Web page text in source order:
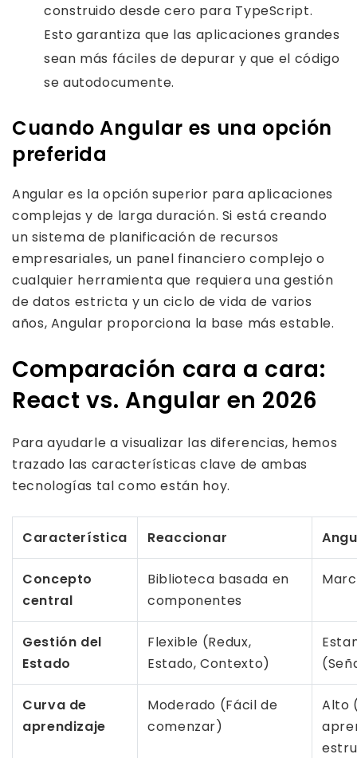
construido desde cero para TypeScript.
Esto garantiza que las aplicaciones grandes
sean más fáciles de depurar y que el código
se autodocumente.
Cuando Angular es una opción
preferida
Angular es la opción superior para aplicaciones
complejas y de larga duración. Si está creando
un sistema de planificación de recursos
empresariales, un panel financiero complejo o
cualquier herramienta que requiera una gestión
de datos estricta y un ciclo de vida de varios
años, Angular proporciona la base más estable.
Comparación cara a cara:
React vs. Angular en 2026
Para ayudarle a visualizar las diferencias, hemos
trazado las características clave de ambas
tecnologías tal como están hoy.
Característica Reaccionar
Concepto
central
Biblioteca basada en
componentes
Gestión del
Estado
Flexible (Redux,
Estado, Contexto)
Curva de
aprendizaje
Moderado (Fácil de
comenzar)
Alto